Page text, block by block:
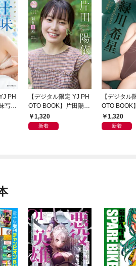
PH
写真
？
ベ
【デジタル限定 YJ PH
OTO BOOK】片田陽依
写真集「羽色日和」
1,320
新着
【デジタル
OTO BOOK
写真集「き
リ」
1,320
新着